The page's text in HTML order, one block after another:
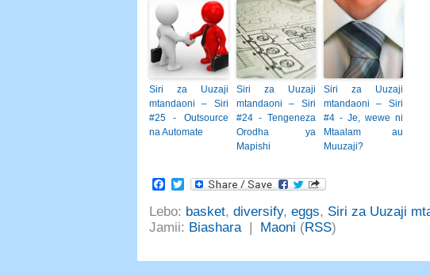
Siri za Uuzaji
mtandaoni – Siri
#25 - Outsource
na Automate
Siri za Uuzaji
mtandaoni – Siri
#24 - Tengeneza
Orodha ya
Mapishi
Siri za Uuzaji
mtandaoni – Siri
#4 - Je, wewe ni
Mtaalam au
Muuzaji?
Facebook
Twitter
Lebo: basket, diversify, eggs, Siri za Uuzaji
Jamii: Biashara| Maoni (RSS)